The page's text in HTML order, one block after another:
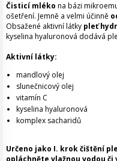
Čisticí mléko na bázi
ošetření. Jemně a velmi účinně
Obsažené aktivní látky pleť
kyselina hyaluronová dodává
Aktivní látky:
mandlový olej
slunečnicový olej
vitamín C
kyselina hyaluronová
komplex sacharidů
Určeno jako I. krok čištění